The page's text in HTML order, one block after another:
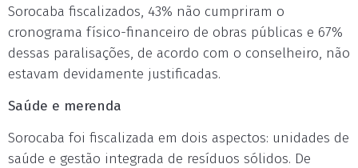
Sorocaba fiscalizados, 43% não cumpriram o
cronograma físico-financeiro de obras públicas e 67%
dessas paralisações, de acordo com o conselheiro, não
estavam devidamente justificadas.
Saúde e merenda
Sorocaba foi fiscalizada em dois aspectos: unidades de
saúde e gestão integrada de resíduos sólidos. De